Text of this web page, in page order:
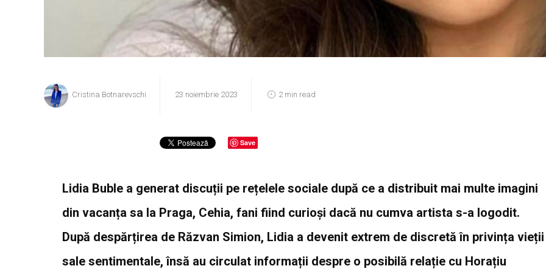
Cristina Botnarevschi 23 noiembrie 2023 2 min read
Save
Lidia Buble a generat discuții pe rețelele sociale după ce a distribuit mai multe imagini
din vacanța sa la Praga, Cehia, fani fiind curioși dacă nu cumva artista s-a logodit.
După despărțirea de Răzvan Simion, Lidia a devenit extrem de discretă în privința vieții
sale sentimentale, însă au circulat informații despre o posibilă relație cu Horațiu